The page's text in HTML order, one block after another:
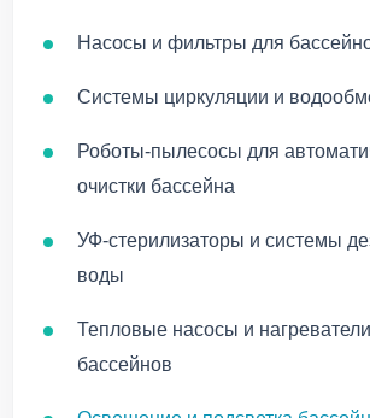
Насосы и фильтры для
Системы циркуляции и
Роботы-пылесосы для
очистки бассейна
УФ-стерилизаторы и системы
воды
Тепловые насосы и
бассейнов